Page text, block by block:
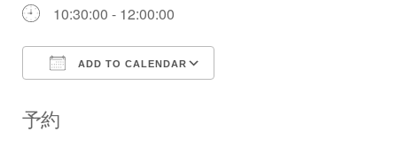
10:30:00 - 12:00:00
ADD TO CALENDAR
予約